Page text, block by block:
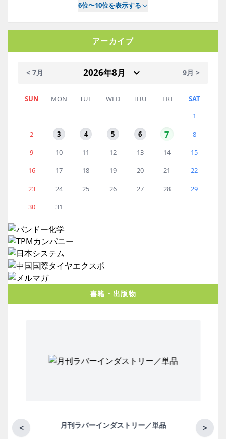
6位〜10位を表示する
アーカイブ
< 7月 9月 >
SUN MON TUE WED THU FRI
SAT
1
2
3 4 5 6 7
8
9
10 11 12 13 14
15
16
17 18 19 20 21
22
23
24 25 26 27 28
29
30
31
書籍・出版物
< >
月刊ラバーインダストリー／単品